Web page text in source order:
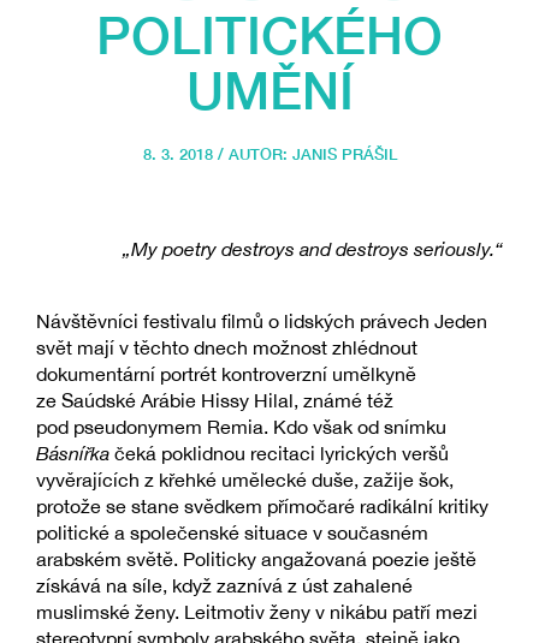
POLITICKÉHO
UMĚNÍ
8. 3. 2018 / AUTOR: JANIS PRÁŠIL
„My poetry destroys and destroys seriously.“
Návštěvníci festivalu filmů o lidských právech Jeden
svět mají v těchto dnech možnost zhlédnout
dokumentární portrét kontroverzní umělkyně
ze Saúdské Arábie Hissy Hilal, známé též
pod pseudonymem Remia. Kdo však od snímku
Básnířka čeká poklidnou recitaci lyrických veršů
vyvěrajících z křehké umělecké duše, zažije šok,
protože se stane svědkem přímočaré radikální kritiky
politické a společenské situace v současném
arabském světě. Politicky angažovaná poezie ještě
získává na síle, když zaznívá z úst zahalené
muslimské ženy. Leitmotiv ženy v nikábu patří mezi
stereotypní symboly arabského světa, stejně jako